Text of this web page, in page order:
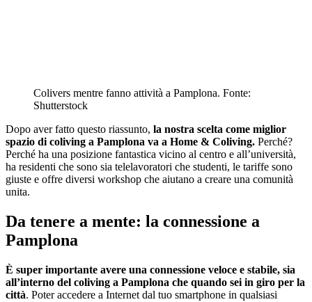
Colivers mentre fanno attività a Pamplona. Fonte:
Shutterstock
Dopo aver fatto questo riassunto, la nostra scelta come miglior
spazio di coliving a Pamplona va a Home & Coliving. Perché?
Perché ha una posizione fantastica vicino al centro e all’università,
ha residenti che sono sia telelavoratori che studenti, le tariffe sono
giuste e offre diversi workshop che aiutano a creare una comunità
unita.
Da tenere a mente: la connessione a
Pamplona
È super importante avere una connessione veloce e stabile, sia
all’interno del coliving a Pamplona che quando sei in giro per la
città. Poter accedere a Internet dal tuo smartphone in qualsiasi